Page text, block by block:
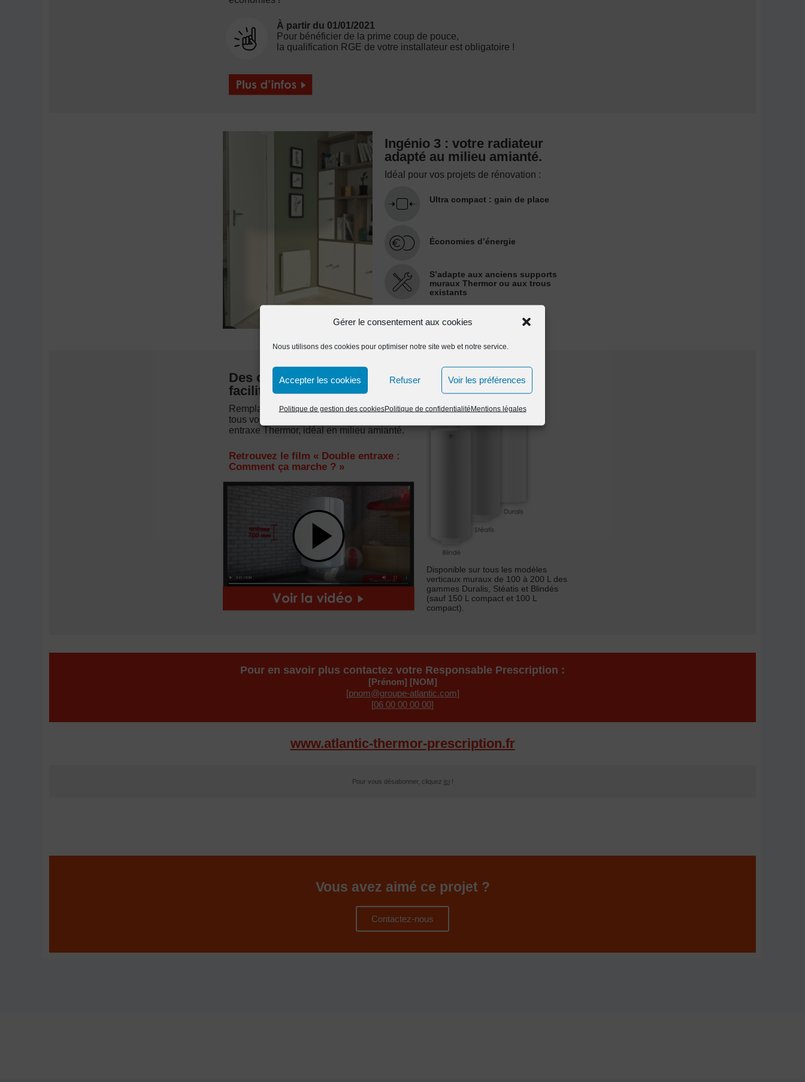
Gérer le consentement aux cookies
Nous utilisons des cookies pour optimiser notre site web et notre service.
Accepter les cookies Refuser Voir les préférences
Politique de gestion des cookiesPolitique de confidentialitéMentions légales
Vous avez aimé ce projet ?
Contactez-nous